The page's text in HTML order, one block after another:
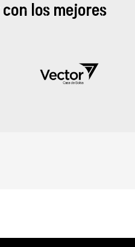
con los mejores